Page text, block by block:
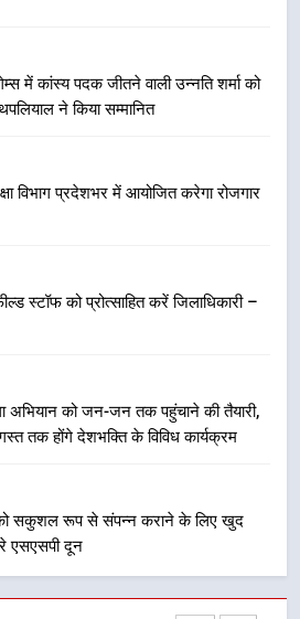
में कांस्य पदक जीतने वाली उन्नति शर्मा को
ने किया सम्मानित
विभाग प्रदेशभर में आयोजित करेगा रोजगार
स्टॉफ को प्रोत्साहित करें जिलाधिकारी –
अभियान को जन-जन तक पहुंचाने की तैयारी,
तक होंगे देशभक्ति के विविध कार्यक्रम
सकुशल रूप से संपन्न कराने के लिए खुद
एसएसपी दून
मेले को सकुशल रूप से संपन्न कराने
चौम्पियनशिप ट्रॉफी का मंच,
न्याय पंचायत से राज्य स्तर तक होगा
स्वच्छता अभियान में डीएम एवं सचिव
से अधिक लोग बने इस अभियान का